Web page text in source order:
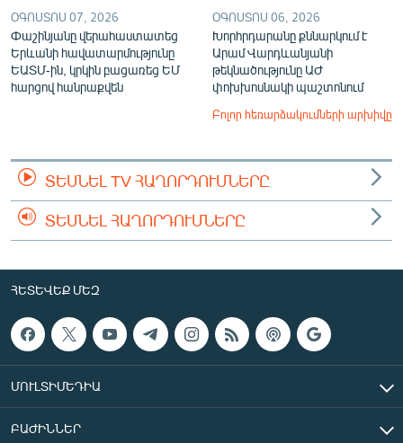
ՕԳՈՍՏՈՍ 07, 2026
Փաշինյանը վերահաստատեց
Երևանի հավատարմությունը
ԵԱՏՄ-ին, կրկին բացառեց ԵՄ
հարցով հանրաքվեն
ՕԳՈՍՏՈՍ 06, 2026
Խորհրդարանը քննարկում է
Արամ Վարդևանյանի
թեկնածությունը ԱԺ
փոխխոսնակի պաշտոնում
Բոլոր հեռարձակումների արխիվը
ՏԵՍՆԵԼ TV ՀԱՂՈՐԴՈՒՄՆԵՐԸ
ՏԵՍՆԵԼ ՀԱՂՈՐԴՈՒՄՆԵՐԸ
ՀԵՏԵՎԵՔ ՄԵԶ
ՄՈՒԼՏԻՄԵԴԻԱ
ԲԱԺԻՆՆԵՐ